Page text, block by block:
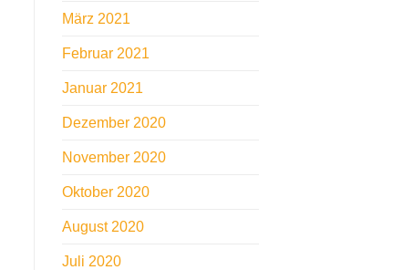
März 2021
Februar 2021
Januar 2021
Dezember 2020
November 2020
Oktober 2020
August 2020
Juli 2020